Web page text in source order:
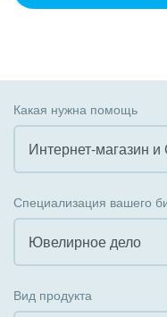
Какая нужна помощь
Интернет-магазин и
Внедрение КЭДО
Интеграция с 1С
Специализация вашего
Ювелирное дело
Вид продукта